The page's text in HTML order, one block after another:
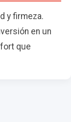
y firmeza.
en un
que